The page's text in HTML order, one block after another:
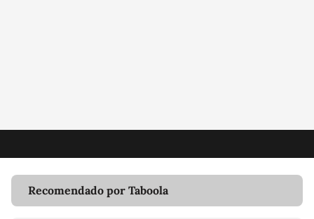
Recomendado por Taboola